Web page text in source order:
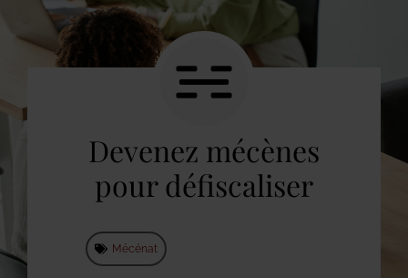
Devenez mécènes
pour défiscaliser
Mécénat